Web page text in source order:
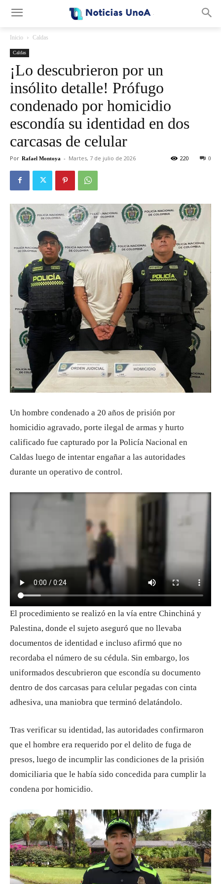
Inicio Caldas
Caldas
¡Lo descubrieron por un
insólito detalle! Prófugo
condenado por homicidio
escondía su identidad en dos
carcasas de celular
Por Rafael Montoya - Martes, 7 de julio de 2026 0
220
Un hombre condenado a 20 años de prisión por
homicidio agravado, porte ilegal de armas y hurto
calificado fue capturado por la Policía Nacional en
Caldas luego de intentar engañar a las autoridades
durante un operativo de control.
El procedimiento se realizó en la vía entre Chinchiná y
Palestina, donde el sujeto aseguró que no llevaba
documentos de identidad e incluso afirmó que no
recordaba el número de su cédula. Sin embargo, los
uniformados descubrieron que escondía su documento
dentro de dos carcasas para celular pegadas con cinta
adhesiva, una maniobra que terminó delatándolo.
Tras verificar su identidad, las autoridades confirmaron
que el hombre era requerido por el delito de fuga de
presos, luego de incumplir las condiciones de la prisión
domiciliaria que le había sido concedida para cumplir la
condena por homicidio.